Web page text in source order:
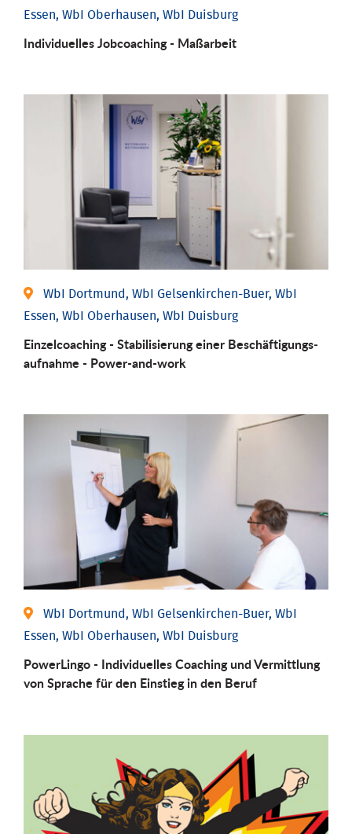
Essen, WbI Oberhausen, WbI Duisburg
Individu­elles Job­coaching - Maßarbeit
WbI Dortmund, WbI Gelsenkirchen-Buer, WbI
Essen, WbI Oberhausen, WbI Duisburg
Einzel­coaching - Stabili­sierung einer Be­schäftigungs­
aufnahme - Power-and-work
WbI Dortmund, WbI Gelsenkirchen-Buer, WbI
Essen, WbI Oberhausen, WbI Duisburg
PowerLingo - Individuelles Coaching und Vermittlung
von Sprache für den Einstieg in den Beruf